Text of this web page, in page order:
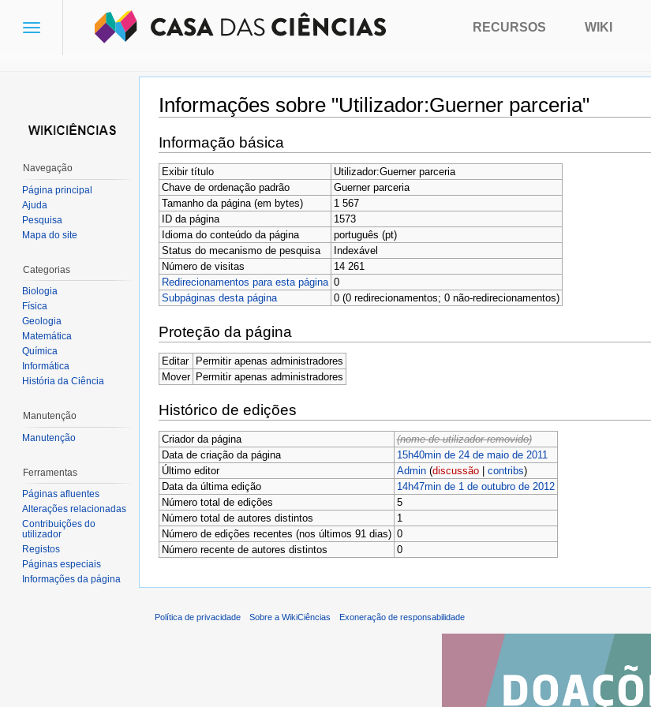
Informações sobre "Utilizador:Guerner parceria"
Ir para:navegação,pesquisa
Informação básica
Exibir título
Utilizador:Guerner parceria
Chave de ordenação padrão
Guerner parceria
Tamanho da página (em bytes)
1 567
ID da página
1573
Idioma do conteúdo da página
português (pt)
Status do mecanismo de pesquisa
Indexável
Número de visitas
14 261
Redirecionamentos para esta página 0
Subpáginas desta página
0 (0 redirecionamentos; 0 não-redirecionamentos)
Proteção da página
Editar
Permitir apenas administradores
Mover Permitir apenas administradores
Histórico de edições
Criador da página
(nome de utilizador removido)
Data de criação da página
15h40min de 24 de maio de 2011
Último editor
Admin (discussão| contribs)
Data da última edição
14h47min de 1 de outubro de 2012
Número total de edições
5
Número total de autores distintos
1
Número de edições recentes (nos últimos 91 dias) 0
Número recente de autores distintos
0
Toggle
RECURSOS WIKI
Navegação
Página principal
Ajuda
Pesquisa
Mapa do site
Categorias
Biologia
Física
Geologia
Matemática
Química
Informática
História da Ciência
Manutenção
Manutenção
Ferramentas
Páginas afluentes
Alterações relacionadas
Contribuições do
utilizador
Registos
Páginas especiais
Informações da página
Política de privacidade Sobre a WikiCiências Exoneração de responsabilidade